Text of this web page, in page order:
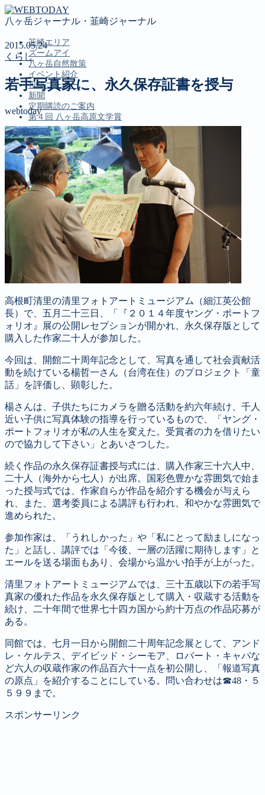
八ヶ岳ジャーナル・韮崎ジャーナル
韮崎エリア
ズームアイ
八ヶ岳自然散策
イベント紹介
投稿コーナー
新聞
定期購読のご案内
第４回 八ヶ岳高原文学賞
MENU
韮崎エリア
ズームアイ
八ヶ岳自然散策
イベント紹介
投稿コーナー
新聞
定期購読のご案内
第４回 八ヶ岳高原文学賞
2015.05.24
くらし
若手写真家に、永久保存証書を授与
webtoday
高根町清里の清里フォトアートミュージアム（細江英公館
長）で、五月二十三日、「『２０１４年度ヤング・ポートフ
ォリオ』展の公開レセプションが開かれ、永久保存版として
購入した作家二十人が参加した。
今回は、開館二十周年記念として、写真を通して社会貢献活
動を続けている楊哲一さん（台湾在住）のプロジェクト「童
話」を評価し、顕彰した。
楊さんは、子供たちにカメラを贈る活動を約六年続け、千人
近い子供に写真体験の指導を行っているもので、「ヤング・
ポートフォリオが私の人生を変えた。受賞者の力を借りたい
ので協力して下さい」とあいさつした。
続く作品の永久保存証書授与式には、購入作家三十六人中、
二十人（海外から七人）が出席。国彩色豊かな雰囲気で始ま
った授与式では、作家自らが作品を紹介する機会が与えら
れ、また、選考委員による講評も行われ、和やかな雰囲気で
進められた。
参加作家は、「うれしかった」や「私にとって励ましになっ
た」と話し、講評では「今後、一層の活躍に期待します」と
エールを送る場面もあり、会場から温かい拍手が上がった。
清里フォトアートミュージアムでは、三十五歳以下の若手写
真家の優れた作品を永久保存版として購入・収蔵する活動を
続け、二十年間で世界七十四カ国から約十万点の作品応募が
ある。
同館では、七月一日から開館二十周年記念展として、アンド
レ・ケルテス、デイビッド・シーモア、ロバート・キャパな
ど六人の収蔵作家の作品百六十一点を初公開し、「報道写真
の原点」を紹介することにしている。問い合わせは☎48・５
５９９まで。
スポンサーリンク